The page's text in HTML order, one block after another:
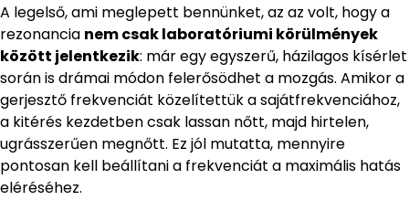
A legelső, ami meglepett bennünket, az az volt, hogy a
rezonancia nem csak laboratóriumi körülmények
között jelentkezik: már egy egyszerű, házilagos kísérlet
során is drámai módon felerősödhet a mozgás. Amikor a
gerjesztő frekvenciát közelítettük a sajátfrekvenciához,
a kitérés kezdetben csak lassan nőtt, majd hirtelen,
ugrásszerűen megnőtt. Ez jól mutatta, mennyire
pontosan kell beállítani a frekvenciát a maximális hatás
eléréséhez.